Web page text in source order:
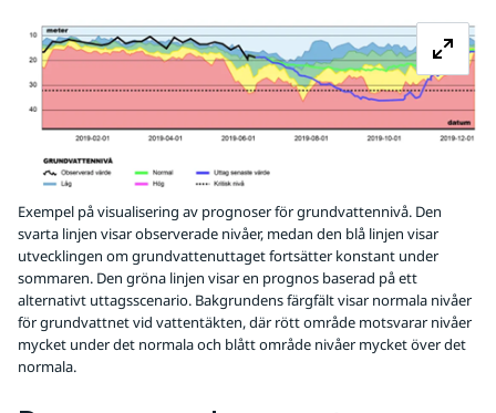
Exempel på visualisering av prognoser för grundvattennivå. Den
svarta linjen visar observerade nivåer, medan den blå linjen visar
utvecklingen om grundvattenuttaget fortsätter konstant under
sommaren. Den gröna linjen visar en prognos baserad på ett
alternativt uttagsscenario. Bakgrundens färgfält visar normala nivåer
för grundvattnet vid vattentäkten, där rött område motsvarar nivåer
mycket under det normala och blått område nivåer mycket över det
normala.